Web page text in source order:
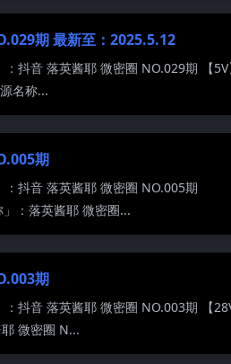
期 最新至：2025.5.12
：抖音 落英酱耶 微密圈 NO.029期 【
名称...
期
：抖音 落英酱耶 微密圈 NO.005期
」：落英酱耶 微密圈...
期
：抖音 落英酱耶 微密圈 NO.003期 【
耶 微密圈 N...